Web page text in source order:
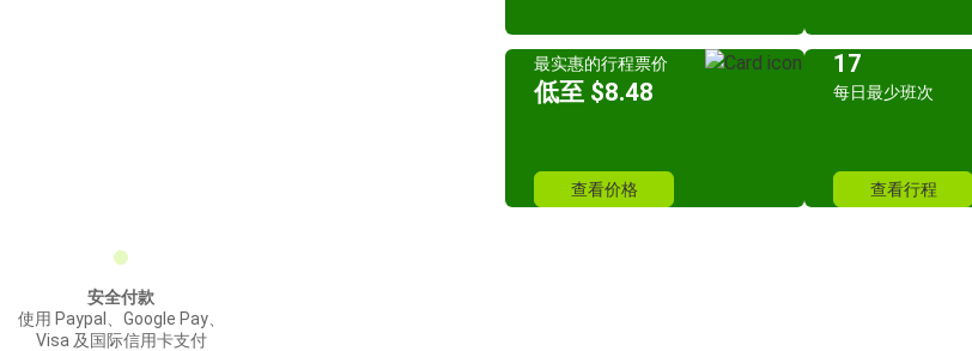
最实惠的行程票价
低至 $8.48
查看价格
17
每日最少班次
查看行程
安全付款
使用 Paypal、Google Pay、
Visa 及国际信用卡支付